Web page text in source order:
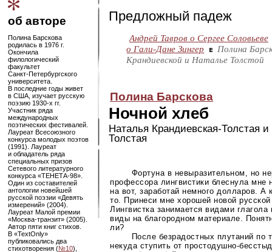
об авторе
Полина Барскова
родилась в 1976 г.
Окончила
филологический
факультет
Санкт-Петербургского
университета.
В последние годы живет
в США, изучает русскую
поэзию 1930-х гг.
Участник ряда
международных
поэтических фестивалей.
Лауреат Всесоюзного
конкурса молодых поэтов
(1991). Лауреат
и обладатель ряда
специальных призов
Сетевого литературного
конкурса «ТЕНЕТА-98».
Один из составителей
антологии новейшей
русской поэзии «Девять
измерений» (2004).
Лауреат Малой премии
«Москва-транзит»(2005).
Автор пяти книг стихов.
В «TextOnly»
публиковались два
стихотворения (№10),
Предложный падеж
Андрей Тавров о Сергее Соловьеве
о Гали-Дане Зингер
Полина
Крандиевской и Наталье Толстой
Полина Барскова
Ночной хлеб
Наталья Крандиевская-Толстая и
Толстая
Фортуна в невыразительном, но
профессора лингвистики блеснула
на вот, заработай немного долларов. А
то. Принеси мне хорошей новой
Лингвистка занимается видами
виды на благородном материале.
ли?
После безрадостных плутаний по
некуда ступить отпростодушно-